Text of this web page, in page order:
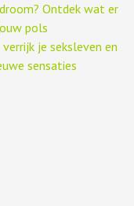
Ontdek wat er
pols
je seksleven en
sensaties